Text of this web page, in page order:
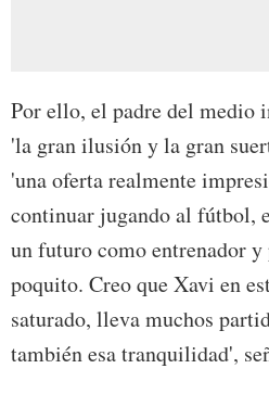
Por ello, el padre del medio
'la gran ilusión y la gran
'una oferta realmente
continuar jugando al fútbol,
un futuro como entrenador y
poquito. Creo que Xavi en
saturado, lleva muchos
también esa tranquilidad',